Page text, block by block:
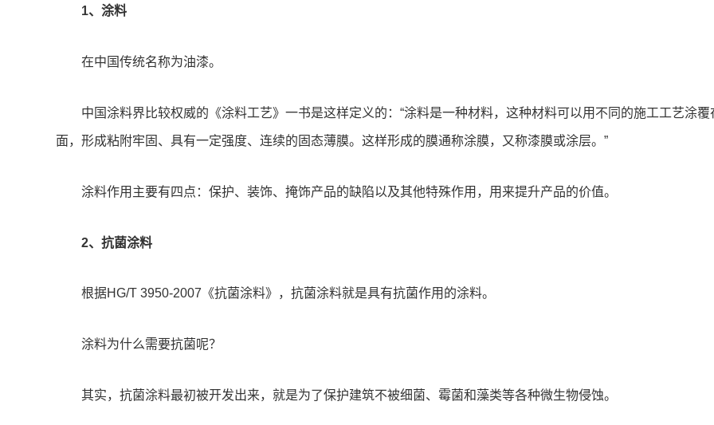
1、涂料
在中国传统名称为油漆。
中国涂料界比较权威的《涂料工艺》一书是这样定义的：“涂料是一种材料，这种材料可以用不同的施工工艺涂覆
面，形成粘附牢固、具有一定强度、连续的固态薄膜。这样形成的膜通称涂膜，又称漆膜或涂层。”
涂料作用主要有四点：保护、装饰、掩饰产品的缺陷以及其他特殊作用，用来提升产品的价值。
2、抗菌涂料
根据HG/T 3950-2007《抗菌涂料》，抗菌涂料就是具有抗菌作用的涂料。
涂料为什么需要抗菌呢？
其实，抗菌涂料最初被开发出来，就是为了保护建筑不被细菌、霉菌和藻类等各种微生物侵蚀。